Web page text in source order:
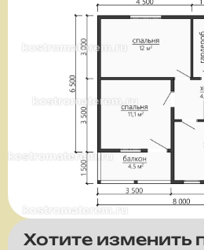
Хотите изменить